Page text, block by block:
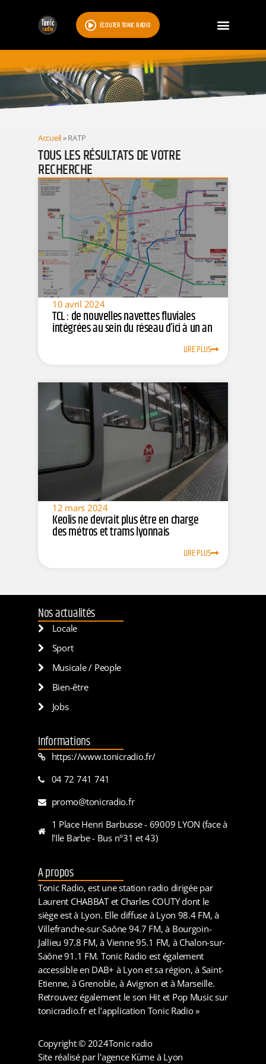
ÉCOUTER TONIC RADIO
RESULTATS
Accueil»RATP
TOUS LES RÉSULTATS DE VOTRE
RECHERCHE
10 avril 2024
TCL : de nouvelles navettes fluviales
intégrées au sein du réseau d’ici à un an
LIRE PLUS
12 mars 2024
Keolis ne devrait plus être en charge
des métros et trams lyonnais
LIRE PLUS
Nos actualités
Locale
Sport
Musicale / People
Bien-être
Jobs
Informations
https://www.tonicradio.fr/
04 72 741 741
promo@tonicradio.fr
1 Place Henri Barbusse - 69009 LYON (face à
l'Ile Barbe - Bus n°31 et 43)
A propos
Tonic Radio, est une station radio dirigée par
Laurent CHABBAT et Charles COUTY dont le
siège est à Lyon. Elle diffuse à Lyon 98.4 FM, à
Villefranche-sur-Saône 94.7 FM, à Bourgoin-
Jallieu 97.8 FM, à Vienne 95.1 FM, à Chalon-sur-
Saône 91.1 FM. Tonic Radio est également
accessible en DAB+ à Lyon et sa région, à Saint-
Etienne, à Grenoble, à Avignon et à Marseille.
Retrouvez également le son Hit et Pop Music sur
tonicradio.fr et l’application Tonic Radio »
Copyright © 2024Tonic radio
Site réalisé par l'agence Küme à Lyon